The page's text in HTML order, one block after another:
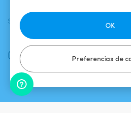
Preferencias de
OK
SÍGUENOS
Facebook
Instagram